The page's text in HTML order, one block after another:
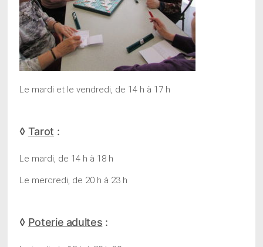
Le mardi et le vendredi, de 14 h à 17 h
◊ Tarot :
Le mardi, de 14 h à 18 h
Le mercredi, de 20 h à 23 h
◊ Poterie adultes :